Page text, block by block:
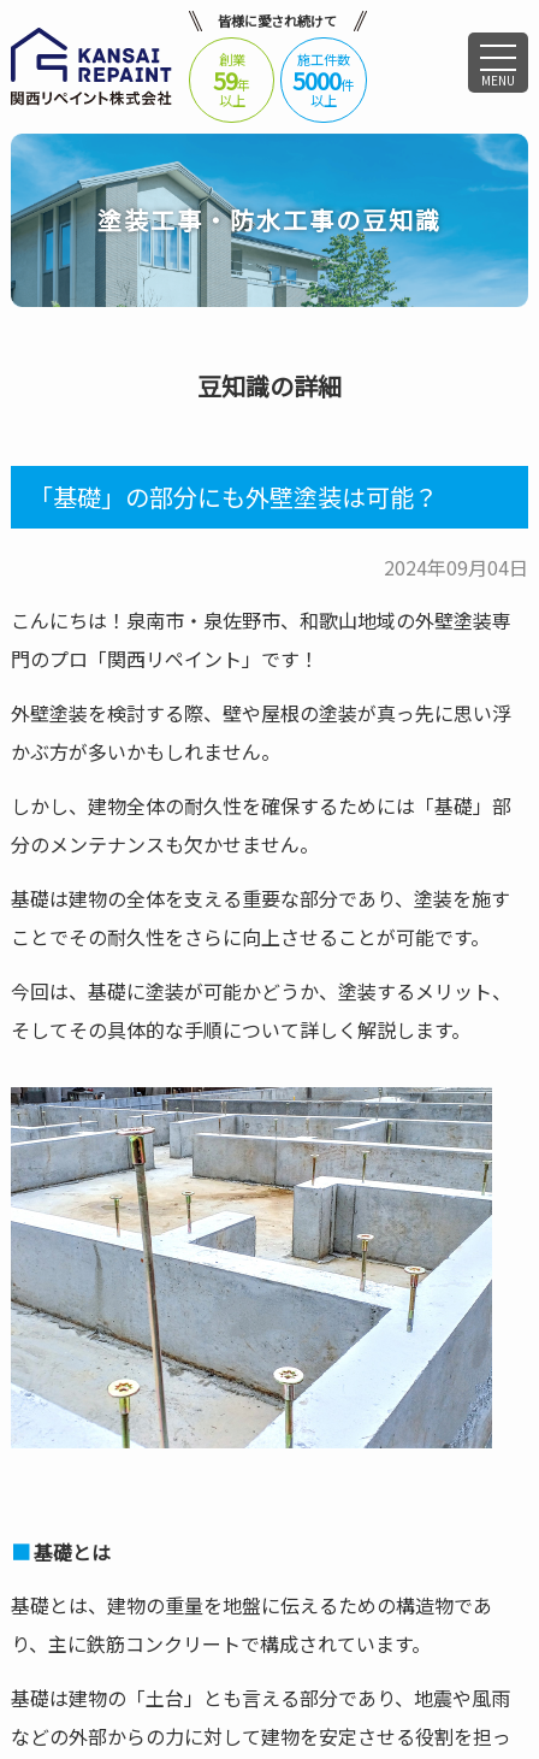
皆様に愛され続けて
創業
59年
以上
施工件数
5000件
以上
MENU
塗装工事・防水工事の豆知識
豆知識の詳細
「基礎」の部分にも外壁塗装は可能？
2024年09月04日
こんにちは！泉南市・泉佐野市、和歌山地域の外壁塗装専
門のプロ「関西リペイント」です！
外壁塗装を検討する際、壁や屋根の塗装が真っ先に思い浮
かぶ方が多いかもしれません。
しかし、建物全体の耐久性を確保するためには「基礎」部
分のメンテナンスも欠かせません。
基礎は建物の全体を支える重要な部分であり、塗装を施す
ことでその耐久性をさらに向上させることが可能です。
今回は、基礎に塗装が可能かどうか、塗装するメリット、
そしてその具体的な手順について詳しく解説します。
基礎とは
基礎とは、建物の重量を地盤に伝えるための構造物であ
り、主に鉄筋コンクリートで構成されています。
基礎は建物の「土台」とも言える部分であり、地震や風雨
などの外部からの力に対して建物を安定させる役割を担っ